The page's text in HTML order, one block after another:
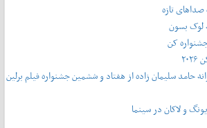
تازه
لوک بسون
کن
حامد سلیمان زاده از هفتاد و‌ ششمین جشنواره فیلم برلین
و لاکان در سینما